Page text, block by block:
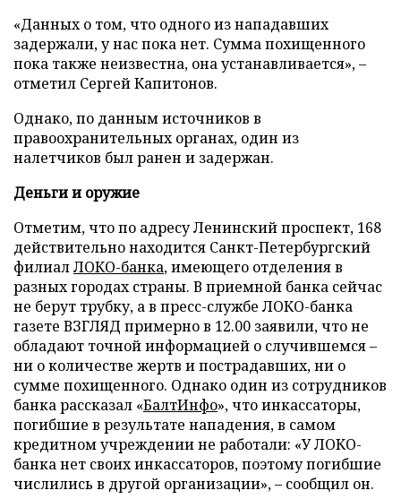
«Данных о том, что одного из нападавших
задержали, у нас пока нет. Сумма похищенного
пока также неизвестна, она устанавливается», –
отметил Сергей Капитонов.
Однако, по данным источников в
правоохранительных органах, один из
налетчиков был ранен и задержан.
Деньги и оружие
Отметим, что по адресу Ленинский проспект, 168
действительно находится Санкт-Петербургский
филиалЛОКО-банка, имеющего отделения в
разных городах страны. В приемной банка сейчас
не берут трубку, а в пресс-службе ЛОКО-банка
газете ВЗГЛЯД примерно в 12.00 заявили, что не
обладают точной информацией о случившемся –
ни о количестве жертв и пострадавших, ни о
сумме похищенного. Однако один из сотрудников
банка рассказал «БалтИнфо», что инкассаторы,
погибшие в результате нападения, в самом
кредитном учреждении не работали: «У ЛОКО-
банка нет своих инкассаторов, поэтому погибшие
числились в другой организации», – сообщил он.